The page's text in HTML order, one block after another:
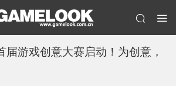
游戏创意大赛启动！为创意，